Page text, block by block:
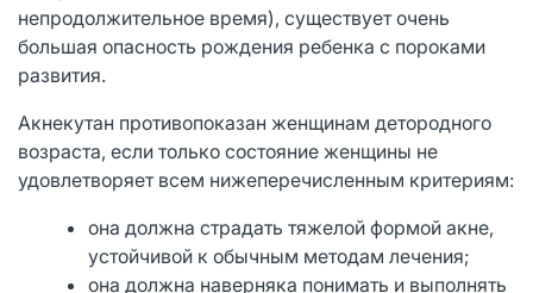
непродолжительное время), существует очень
большая опасность рождения ребенка с пороками
развития.
Акнекутан противопоказан женщинам детородного
возраста, если только состояние женщины не
удовлетворяет всем нижеперечисленным критериям:
она должна страдать тяжелой формой акне,
устойчивой к обычным методам лечения;
она должна наверняка понимать и выполнять